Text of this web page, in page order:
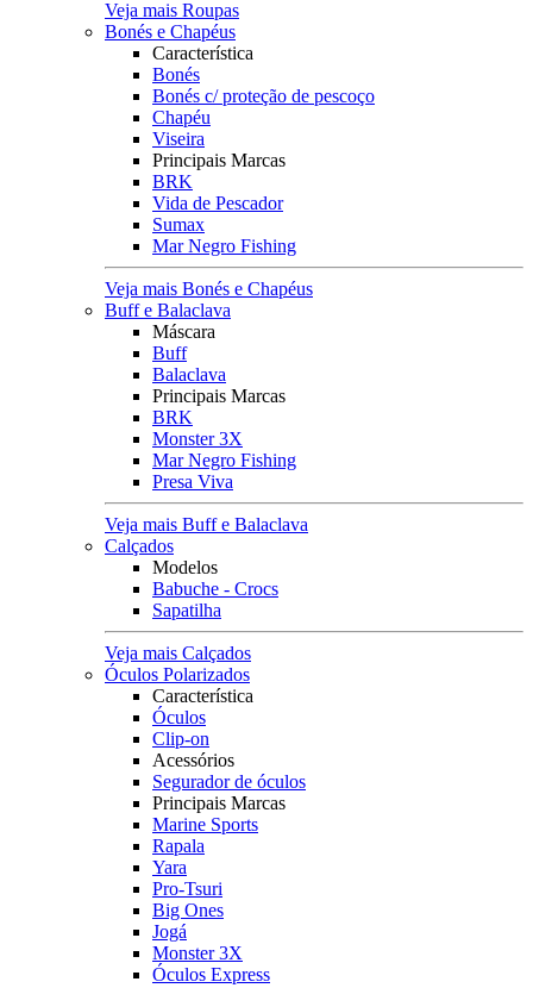
Veja mais Roupas
Bonés e Chapéus
Característica
Bonés
Bonés c/ proteção de pescoço
Chapéu
Viseira
Principais Marcas
BRK
Vida de Pescador
Sumax
Mar Negro Fishing
Veja mais Bonés e Chapéus
Buff e Balaclava
Máscara
Buff
Balaclava
Principais Marcas
BRK
Monster 3X
Mar Negro Fishing
Presa Viva
Veja mais Buff e Balaclava
Calçados
Modelos
Babuche - Crocs
Sapatilha
Veja mais Calçados
Óculos Polarizados
Característica
Óculos
Clip-on
Acessórios
Segurador de óculos
Principais Marcas
Marine Sports
Rapala
Yara
Pro-Tsuri
Big Ones
Jogá
Monster 3X
Óculos Express